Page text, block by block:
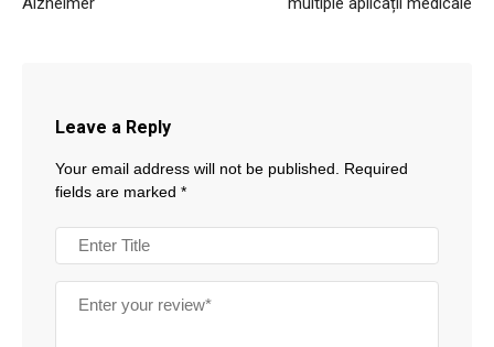
Leave a Reply
Your email address will not be published.
Required
fields are marked *